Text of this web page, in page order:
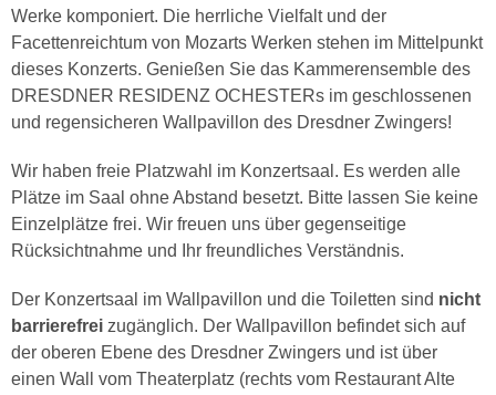
Werke komponiert. Die herrliche Vielfalt und der
Facettenreichtum von Mozarts Werken stehen im Mittelpunkt
dieses Konzerts. Genießen Sie das Kammerensemble des
DRESDNER RESIDENZ OCHESTERs im geschlossenen
und regensicheren Wallpavillon des Dresdner Zwingers!
Wir haben freie Platzwahl im Konzertsaal. Es werden alle
Plätze im Saal ohne Abstand besetzt. Bitte lassen Sie keine
Einzelplätze frei. Wir freuen uns über gegenseitige
Rücksichtnahme und Ihr freundliches Verständnis.
Der Konzertsaal im Wallpavillon und die Toiletten sind nicht
barrierefrei zugänglich. Der Wallpavillon befindet sich auf
der oberen Ebene des Dresdner Zwingers und ist über
einen Wall vom Theaterplatz (rechts vom Restaurant Alte